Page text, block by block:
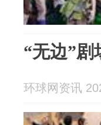
“无边”剧
环球网资讯